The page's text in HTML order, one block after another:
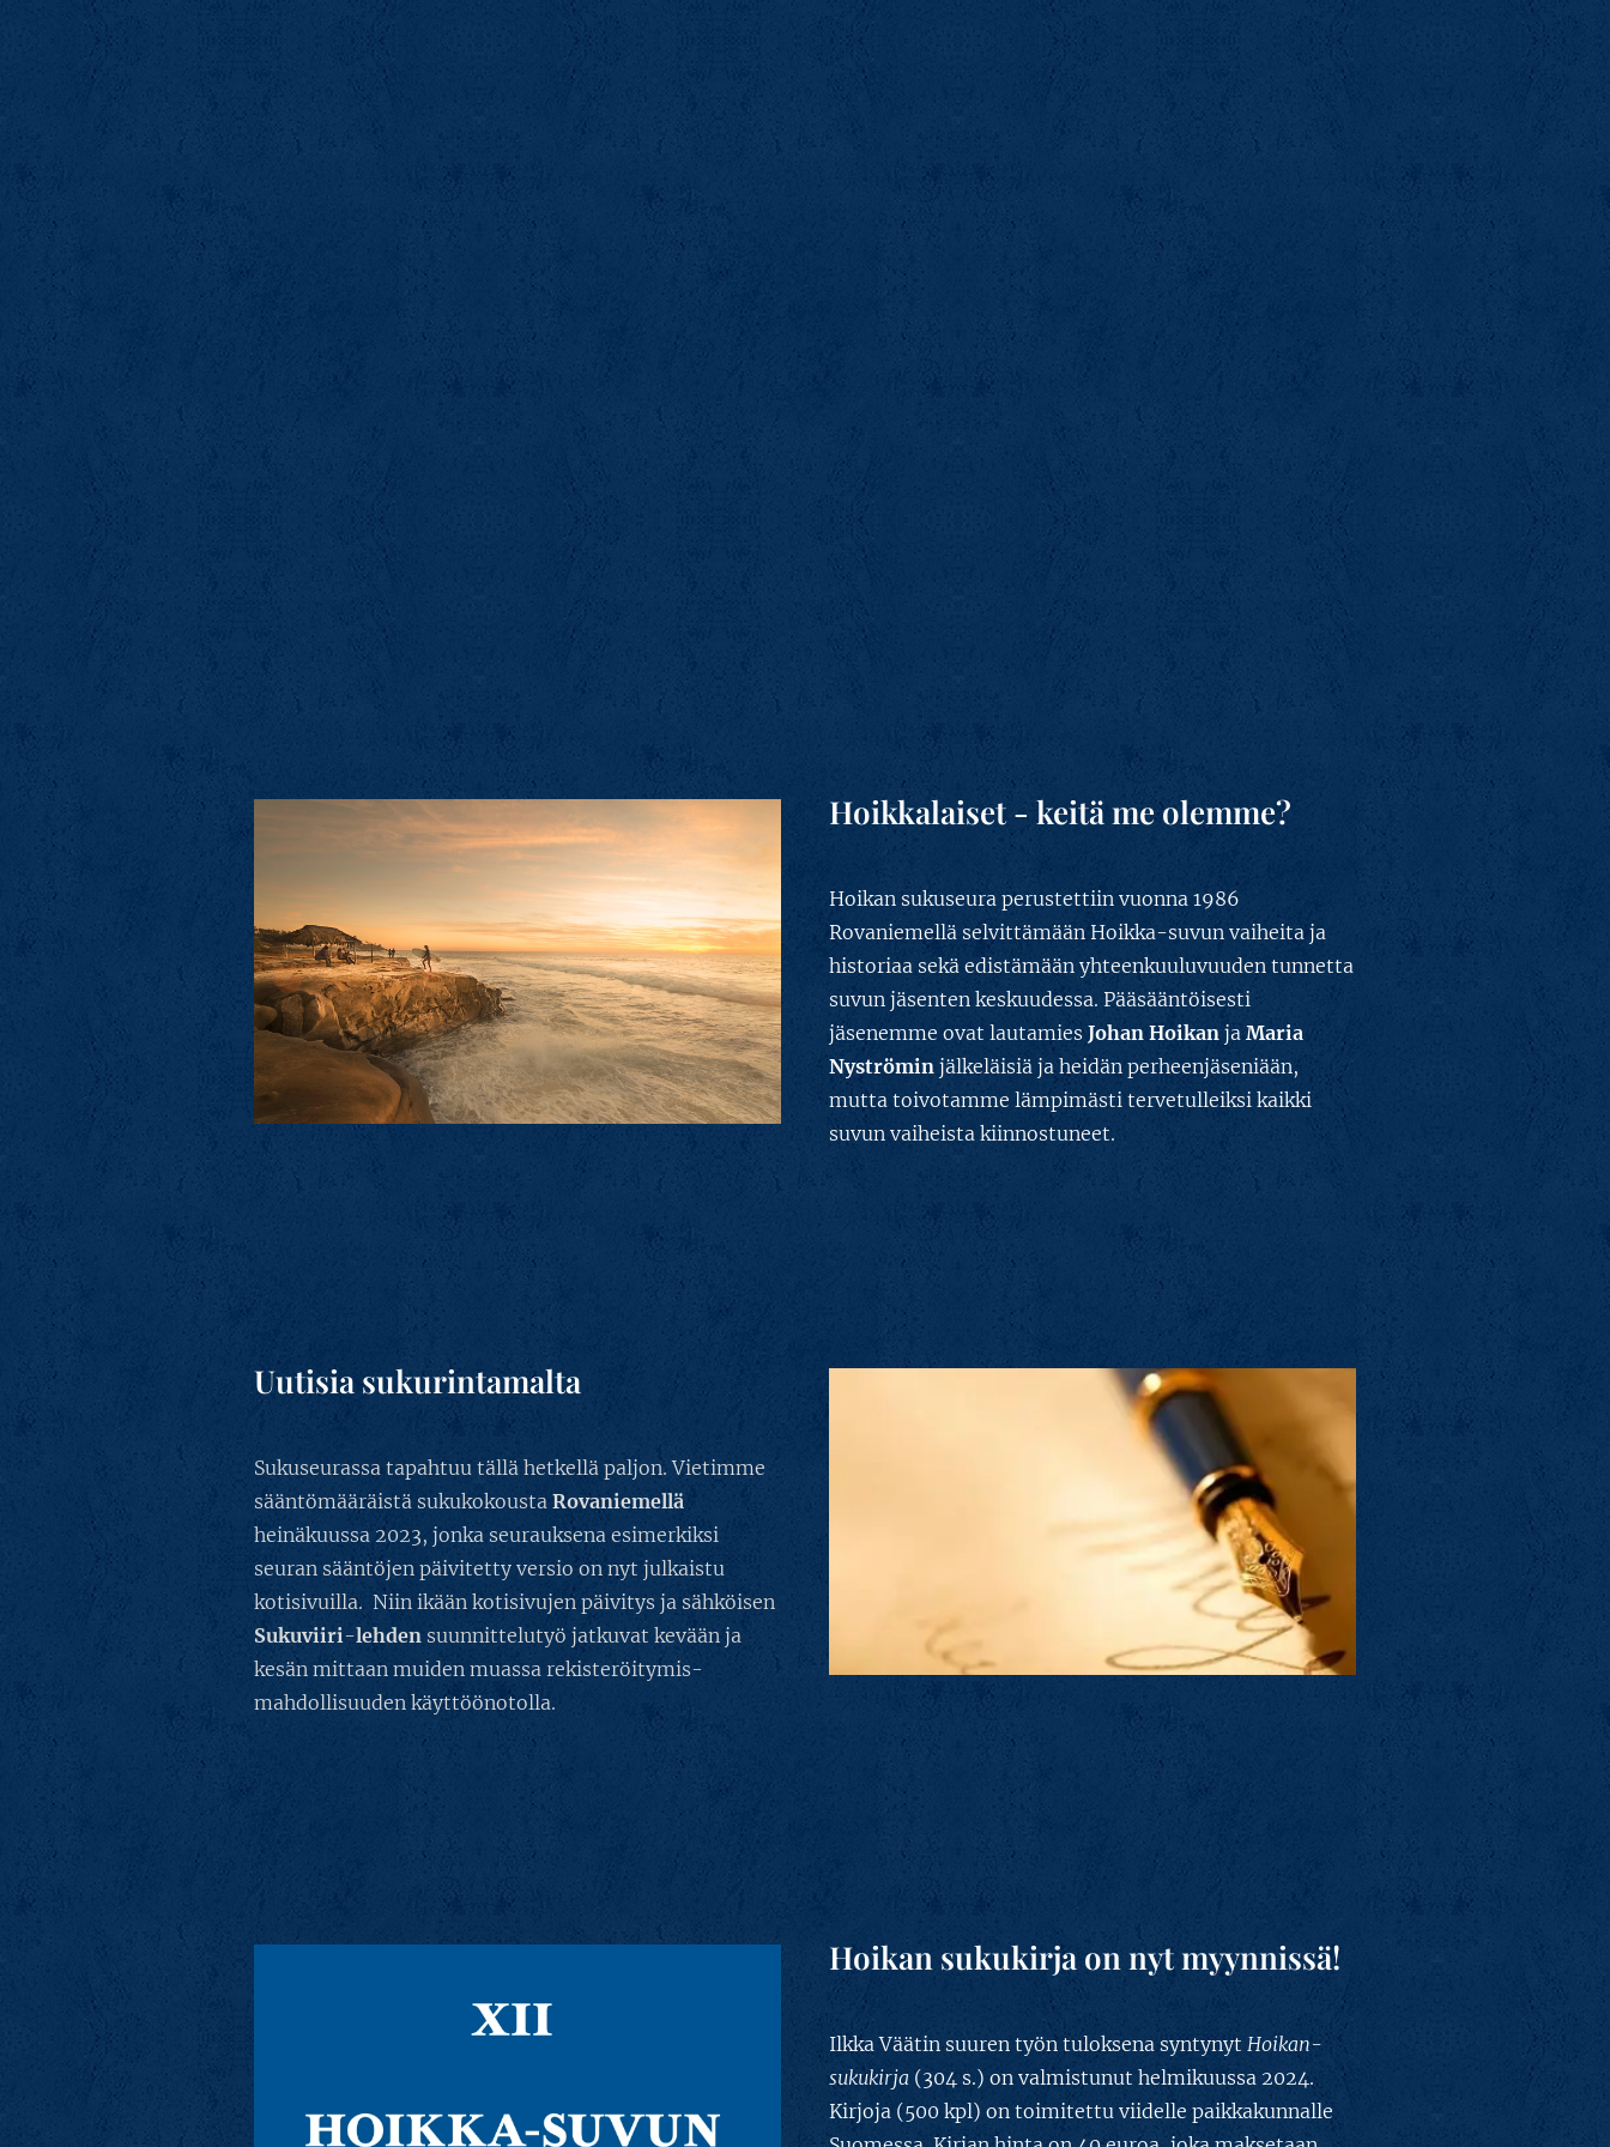
Hoikkalaiset - keitä me olemme?
Hoikan sukuseura perustettiin vuonna 1986
Rovaniemellä selvittämään Hoikka-suvun vaiheita ja
historiaa sekä edistämään yhteenkuuluvuuden tunnetta
suvun jäsenten keskuudessa. Pääsääntöisesti
jäsenemme ovat lautamies Johan Hoikan ja Maria
Nyströmin jälkeläisiä ja heidän perheenjäseniään,
mutta toivotamme lämpimästi tervetulleiksi kaikki
suvun vaiheista kiinnostuneet.
Uutisia sukurintamalta
Sukuseurassa tapahtuu tällä hetkellä paljon. Vietimme
sääntömääräistä sukukokousta Rovaniemellä
heinäkuussa 2023, jonka seurauksena esimerkiksi
seuran sääntöjen päivitetty versio on nyt julkaistu
kotisivuilla. Niin ikään kotisivujen päivitys ja sähköisen
Sukuviiri-lehden suunnittelutyö jatkuvat kevään ja
kesän mittaan muiden muassa rekisteröitymis-
mahdollisuuden käyttöönotolla.
Hoikan sukukirja on nyt myynnissä!
Ilkka Väätin suuren työn tuloksena syntynyt Hoikan-
sukukirja (304 s.) on valmistunut helmikuussa 2024.
Kirjoja (500 kpl) on toimitettu viidelle paikkakunnalle